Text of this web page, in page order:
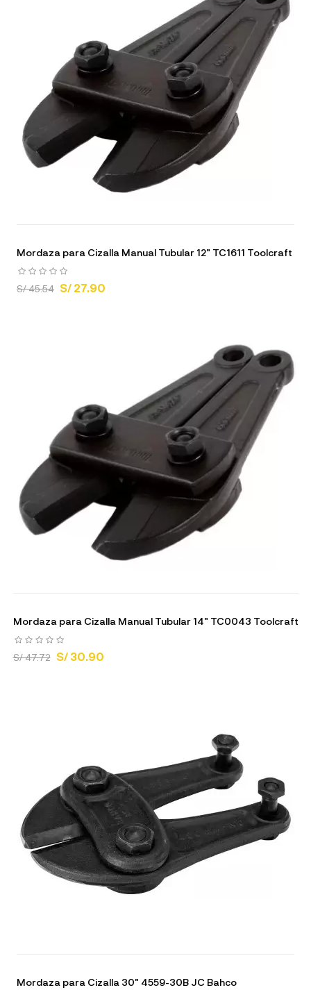
Mordaza para Cizalla Manual Tubular 12" TC1611 Toolcraft
S/ 45.54 S/ 27.90
Mordaza para Cizalla Manual Tubular 14" TC0043 Toolcraft
S/ 47.72 S/ 30.90
Mordaza para Cizalla 30" 4559-30B JC Bahco